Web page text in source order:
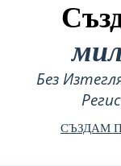
Без
СЪЗДАМ